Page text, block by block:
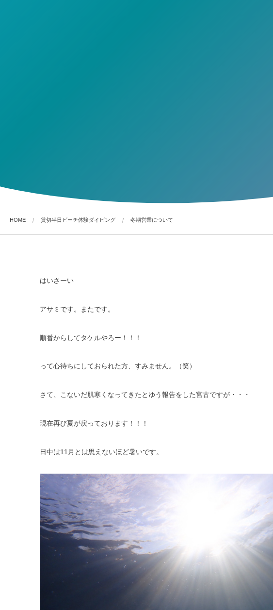
HOME 貸切半日ビーチ体験ダイビング 冬期営業について
はいさーい
アサミです。またです。
順番からしてタケルやろー！！！
って心待ちにしておられた方、すみません。（笑）
さて、こないだ肌寒くなってきたとゆう報告をした宮古ですが・・・
現在再び夏が戻っております！！！
日中は11月とは思えないほど暑いです。